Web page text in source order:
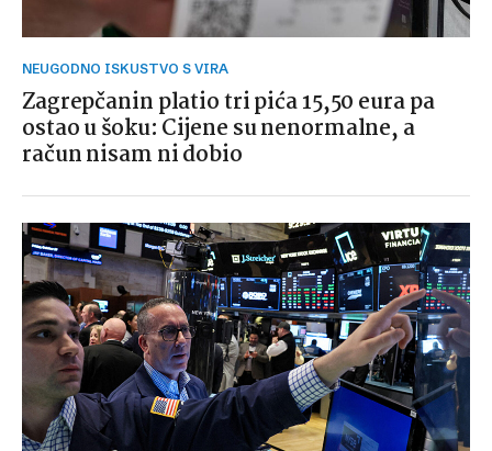
NEUGODNO ISKUSTVO S VIRA
Zagrepčanin platio tri pića 15,50 eura pa
ostao u šoku: Cijene su nenormalne, a
račun nisam ni dobio